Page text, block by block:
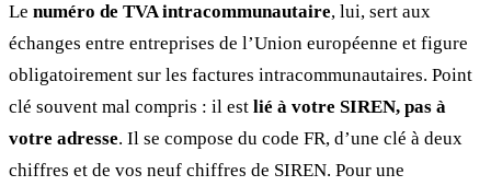
Le numéro de TVA intracommunautaire, lui, sert aux
échanges entre entreprises de l’Union européenne et figure
obligatoirement sur les factures intracommunautaires. Point
clé souvent mal compris : il est lié à votre SIREN, pas à
votre adresse. Il se compose du code FR, d’une clé à deux
chiffres et de vos neuf chiffres de SIREN. Pour une